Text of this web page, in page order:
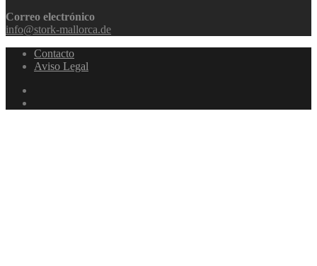
Correo electrónico
info@stork-mallorca.de
Contacto
Aviso Legal